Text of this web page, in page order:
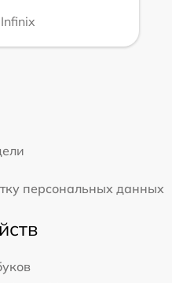
персональных данных